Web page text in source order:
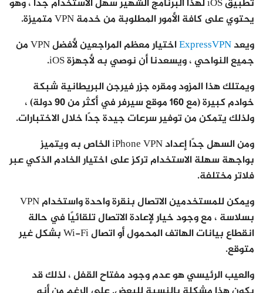
تطبيق iOS لهذا البرنامج الشهير سهل الاستخدام جدا ، وهو
يحتوي على كافة الأمور المطلوبة من خدمة VPN متميزة.
ويعدExpressVPN
اختيار معظم المراجعين لأفضل VPN من
جميع النواحي ، ويسعدنا أن نوصي به لأجهزة iOS.
ويمتلك هذا المزود ومقره جزر فيرجن البريطانية شبكة
خوادم كبيرة (مع 160 موقع سيرفر في أكثر من 90 دولة) ،
ولذلك يتمكن من توفير سرعات جيدة جدًا خلال الاختبارات.
ومن السهل جدًا إعداد iPhone VPN الخاص به ويتميز
بواجهة سهلة الاستخدام تركز على اختيار الخادم الذكي عبر
فلاتر مختلفة.
ويمكن للمستخدمين الاتصال بنقرة واحدة واستخدام VPN
بسلاسة ، مع وجود خيار لإعادة الاتصال تلقائيًا في حالة
انقطاع بيانات الهاتف المحمول أو اتصال Wi-Fi بشكل غير
متوقع.
والعيب الرئيسي هو عدم وجود مفتاح القفل ، لذلك قد